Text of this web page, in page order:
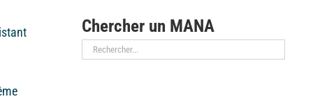
65,00€
Chercher un MANA